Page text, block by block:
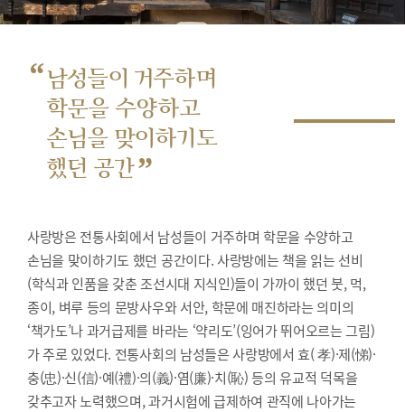
“남성들이 거주하며
학문을 수양하고
손님을 맞이하기도
했던 공간”
사랑방은 전통사회에서 남성들이 거주하며 학문을 수양하고
손님을 맞이하기도 했던 공간이다. 사랑방에는 책을 읽는 선비
(학식과 인품을 갖춘 조선시대 지식인)들이 가까이 했던 붓, 먹,
종이, 벼루 등의 문방사우와 서안, 학문에 매진하라는 의미의
‘책가도’나 과거급제를 바라는 ‘약리도’(잉어가 뛰어오르는 그림)
가 주로 있었다. 전통사회의 남성들은 사랑방에서 효( 孝)·제(悌)·
충(忠)·신(信)·예(禮)·의(義)·염(廉)·치(恥) 등의 유교적 덕목을
갖추고자 노력했으며, 과거시험에 급제하여 관직에 나아가는